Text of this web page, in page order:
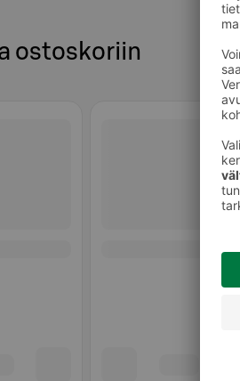
ostoskoriin